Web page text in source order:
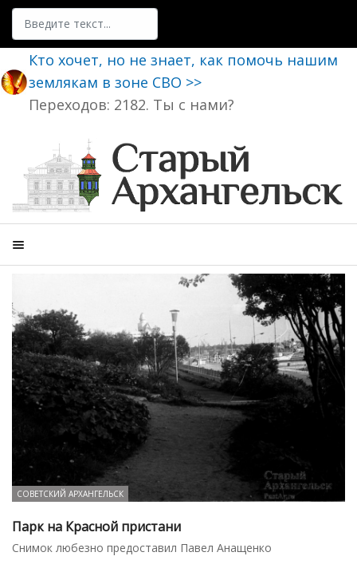
Поиск
Кто хочет, но не знает, как помочь нашим
землякам в зоне СВО >>
Переходов: 2182. Ты с нами?
СОВЕТСКИЙ АРХАНГЕЛЬСК
Парк на Красной пристани
Снимок любезно предоставил Павел Анащенко